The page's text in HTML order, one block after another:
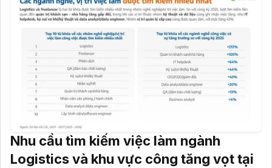
Nhu cầu tìm kiếm việc làm ngành
Logistics và khu vực công tăng vọt tại